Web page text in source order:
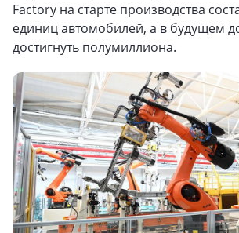
Factory на старте производства
единиц автомобилей, а в будущем
достигнуть полумиллиона.